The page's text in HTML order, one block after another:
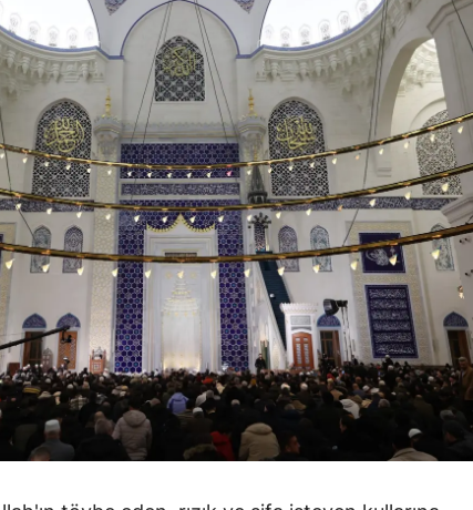
Iğdır
Yalova
Karabük
Kilis
Osmaniye
Düzce